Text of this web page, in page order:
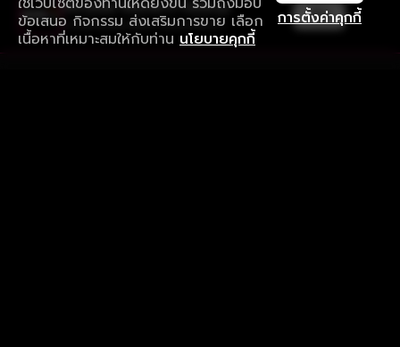
ข้อเสนอ กิจกรรม ส่งเสริมการขาย เลือก
เนื้อหาที่เหมาะสมให้กับท่าน นโยบายคุกกี้
การตั้งค่าคุกกี้
ใช้งานแอป ลื่นไหลกว่า ไม่มีสะดุด
ดาวน์โหลดแอปเพื่อการรับชมที่ดีกว่า เปิด